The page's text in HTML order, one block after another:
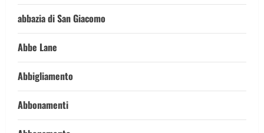
abbazia di San Giacomo
Abbe Lane
Abbigliamento
Abbonamenti